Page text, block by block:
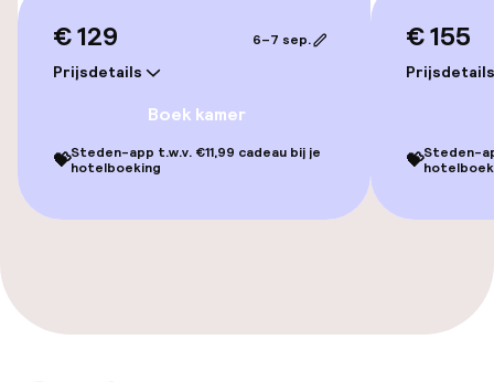
Overal rolstoeltoegankelijk
Zwemmen & wellness
Ligstoelen
Hot tub
€ 129
Prijsdetails
6–7 sep.
Boek kamer
💝Steden-app t.w.v. €11,99 cadeau bij je
hotelboeking
€ 155
Prijsdetails
💝Steden-